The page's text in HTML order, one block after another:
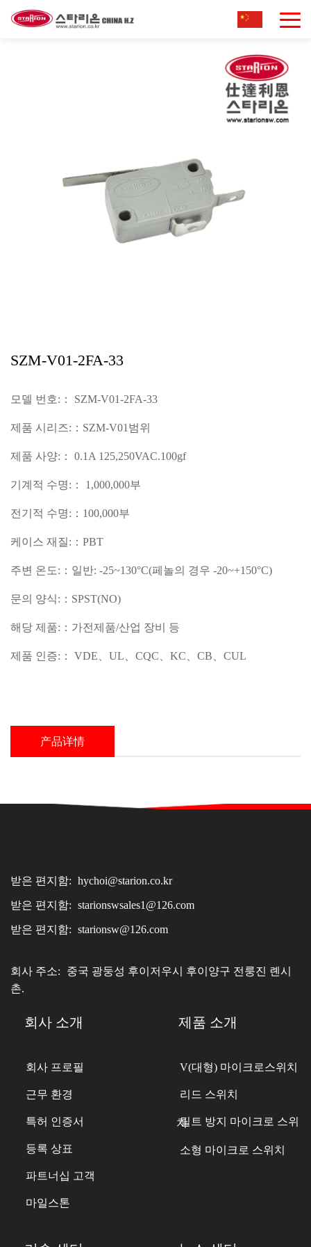
SZM-V01-2FA-33
모델 번호:： SZM-V01-2FA-33
제품 시리즈:：SZM-V01범위
제품 사양:： 0.1A 125,250VAC.100gf
기계적 수명:： 1,000,000부
전기적 수명:：100,000부
케이스 재질:：PBT
주변 온도:：일반: -25~130°C(페놀의 경우 -20~+150°C)
문의 양식:：SPST(NO)
해당 제품:：가전제품/산업 장비 등
제품 인증:： VDE、UL、CQC、KC、CB、CUL
产品详情
받은 편지함: hychoi@starion.co.kr
받은 편지함: starionswsales1@126.com
받은 편지함: starionsw@126.com
회사 주소:
중국 광둥성 후이저우시 후이양구 전룽진 롄시
촌.
회사 소개
회사 프로필
근무 환경
특허 인증서
등록 상표
파트너십 고객
마일스톤
제품 소개
V(대형) 마이크로스위치
리드 스위치
틸트 방지 마이크로 스위치
소형 마이크로 스위치